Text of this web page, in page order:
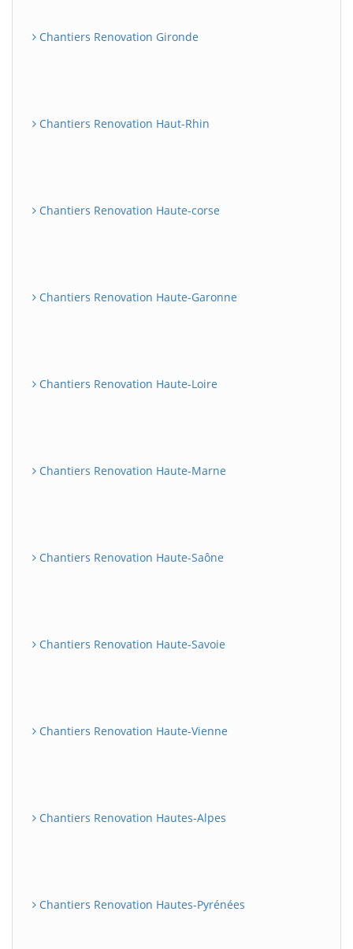
Chantiers Renovation Gironde
Chantiers Renovation Haut-Rhin
Chantiers Renovation Haute-corse
Chantiers Renovation Haute-Garonne
Chantiers Renovation Haute-Loire
Chantiers Renovation Haute-Marne
Chantiers Renovation Haute-Saône
Chantiers Renovation Haute-Savoie
Chantiers Renovation Haute-Vienne
Chantiers Renovation Hautes-Alpes
Chantiers Renovation Hautes-Pyrénées